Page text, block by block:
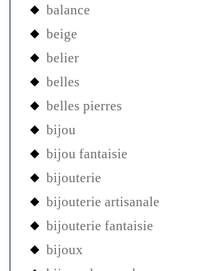
balance
beige
belier
belles
belles pierres
bijou
bijou fantaisie
bijouterie
bijouterie artisanale
bijouterie fantaisie
bijoux